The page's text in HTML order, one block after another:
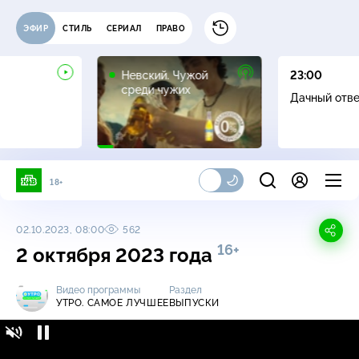
ЭФИР СТИЛЬ СЕРИАЛ ПРАВО
Невский. Чужой
среди чужих
16+
23:00
Дачный
18+
02.10.2023, 08:00 562
2 октября 2023 года 16+
Видео программы
УТРО. САМОЕ ЛУЧШЕЕ
Раздел
ВЫПУСКИ